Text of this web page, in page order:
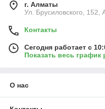
г. Алматы
Ул. Брусиловского, 152,
Контакты
Сегодня работает с
Показать весь график
О нас